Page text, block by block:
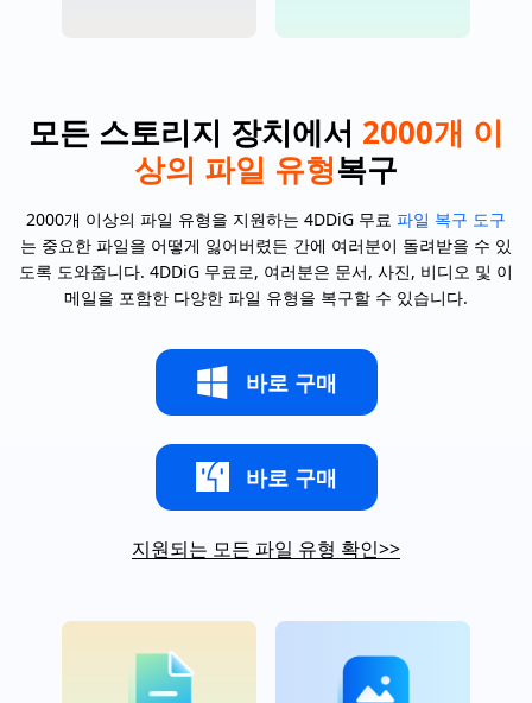
모든 스토리지 장치에서 2000개 이
상의 파일 유형복구
2000개 이상의 파일 유형을 지원하는 4DDiG 무료 파일 복구 도구
는 중요한 파일을 어떻게 잃어버렸든 간에 여러분이 돌려받을 수 있
도록 도와줍니다. 4DDiG 무료로, 여러분은 문서, 사진, 비디오 및 이
메일을 포함한 다양한 파일 유형을 복구할 수 있습니다.
바로 구매
바로 구매
지원되는 모든 파일 유형 확인>>